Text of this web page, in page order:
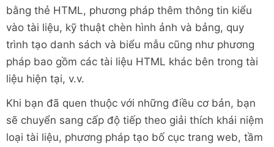
bằng thẻ HTML, phương pháp thêm thông tin kiểu
vào tài liệu, kỹ thuật chèn hình ảnh và bảng, quy
trình tạo danh sách và biểu mẫu cũng như phương
pháp bao gồm các tài liệu HTML khác bên trong tài
liệu hiện tại, v.v.
Khi bạn đã quen thuộc với những điều cơ bản, bạn
sẽ chuyển sang cấp độ tiếp theo giải thích khái niệm
loại tài liệu, phương pháp tạo bố cục trang web, tầm